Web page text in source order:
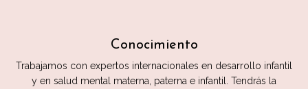
Conocimiento
Trabajamos con expertos internacionales en desarrollo infantil
y en salud mental materna, paterna e infantil. Tendrás la